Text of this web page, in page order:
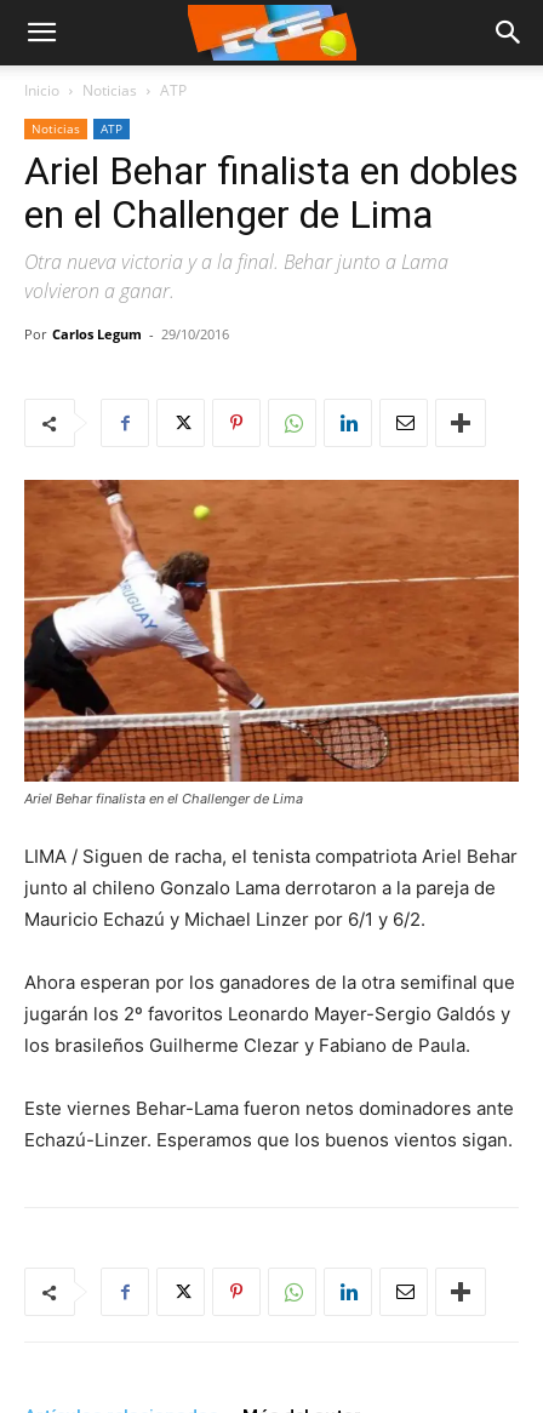
Inicio Noticias ATP
Noticias ATP
Ariel Behar finalista en dobles
en el Challenger de Lima
Otra nueva victoria y a la final. Behar junto a Lama
volvieron a ganar.
Por Carlos Legum - 29/10/2016
Ariel Behar finalista en el Challenger de Lima
LIMA / Siguen de racha, el tenista compatriota Ariel Behar
junto al chileno Gonzalo Lama derrotaron a la pareja de
Mauricio Echazú y Michael Linzer por 6/1 y 6/2.
Ahora esperan por los ganadores de la otra semifinal que
jugarán los 2º favoritos Leonardo Mayer-Sergio Galdós y
los brasileños Guilherme Clezar y Fabiano de Paula.
Este viernes Behar-Lama fueron netos dominadores ante
Echazú-Linzer. Esperamos que los buenos vientos sigan.